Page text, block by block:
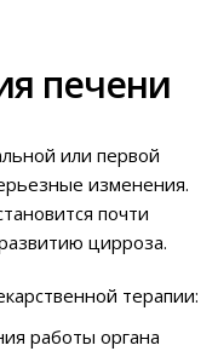
печени
или первой
изменения.
почти
цирроза.
терапии:
работы органа